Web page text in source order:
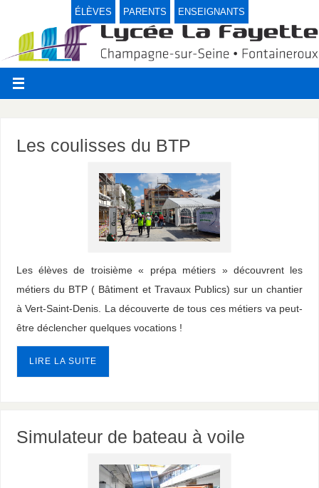
ÉLÈVES PARENTS ENSEIGNANTS
Les coulisses du BTP
Les élèves de troisième « prépa métiers » découvrent les
métiers du BTP ( Bâtiment et Travaux Publics) sur un chantier
à Vert-Saint-Denis. La découverte de tous ces métiers va peut-
être déclencher quelques vocations !
LIRE LA SUITE
Simulateur de bateau à voile